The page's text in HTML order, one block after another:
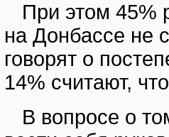
При этом 45%
на Донбассе не
говорят о
14% считают,
В вопросе о